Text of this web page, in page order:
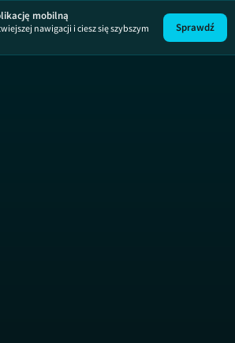
Premiera
mobilną
nawigacji i ciesz się szybszym
Sprawdź